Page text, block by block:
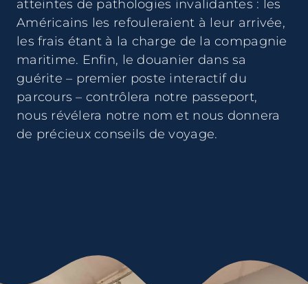
atteintes de pathologies invalidantes : les
Américains les refouleraient à leur arrivée,
les frais étant à la charge de la compagnie
maritime. Enfin, le douanier dans sa
guérite – premier poste interactif du
parcours – contrôlera notre passeport,
nous révélera notre nom et nous donnera
de précieux conseils de voyage.